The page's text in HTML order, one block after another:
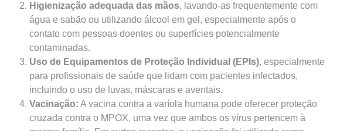
Higienização adequada das mãos, lavando-as frequentemente com
água e sabão ou utilizando álcool em gel, especialmente após o
contato com pessoas doentes ou superfícies potencialmente
contaminadas.
Uso de Equipamentos de Proteção Individual (EPIs), especialmente
para profissionais de saúde que lidam com pacientes infectados,
incluindo o uso de luvas, máscaras e aventais.
Vacinação: A vacina contra a varíola humana pode oferecer proteção
cruzada contra o MPOX, uma vez que ambos os vírus pertencem à